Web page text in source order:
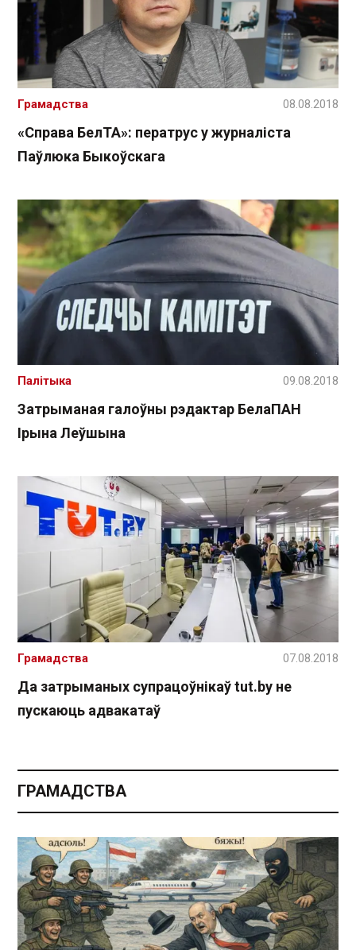
«Справа БелТА»: ператрус у журналіста
Паўлюка Быкоўскага
Грамадства 08.08.2018
Затрыманая галоўны рэдактар ​​БелаПАН
Ірына Леўшына
Палітыка 09.08.2018
Да затрыманых супрацоўнікаў tut.by не
пускаюць адвакатаў
Грамадства 07.08.2018
ГРАМАДСТВА